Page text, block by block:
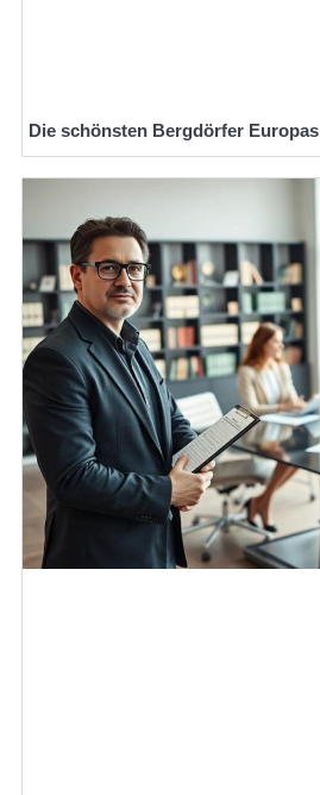
Die schönsten Bergdörfer Europas